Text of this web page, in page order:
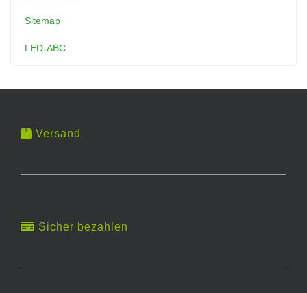
Sitemap
LED-ABC
Versand
Sicher bezahlen